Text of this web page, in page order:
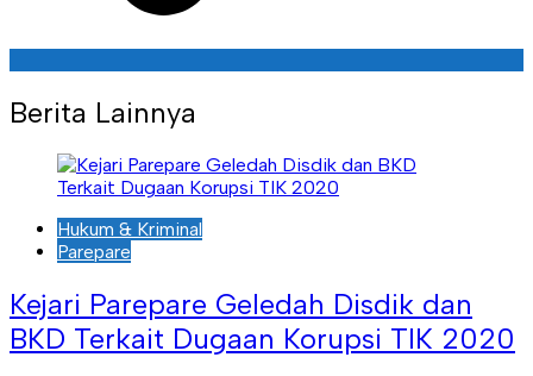
Berita Lainnya
Hukum & Kriminal
Parepare
Kejari Parepare Geledah Disdik dan
BKD Terkait Dugaan Korupsi TIK 2020